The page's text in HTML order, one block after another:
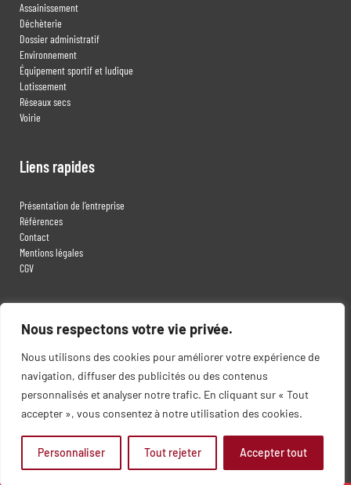
Nous respectons votre vie privée.
Nous utilisons des cookies pour améliorer votre expérience de
navigation, diffuser des publicités ou des contenus
personnalisés et analyser notre trafic. En cliquant sur « Tout
accepter », vous consentez à notre utilisation des cookies.
Personnaliser Tout rejeter Accepter tout
Assainissement
Déchèterie
Dossier administratif
Environnement
Équipement sportif et ludique
Lotissement
Réseaux secs
Voirie
Liens rapides
Présentation de l’entreprise
Références
Contact
Mentions légales
CGV
3, rue de Metz
57990 IPPLING
09 82 54 16 36